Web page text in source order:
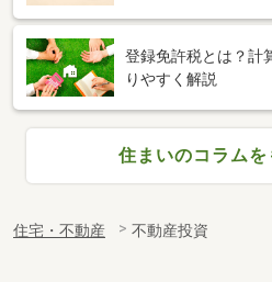
登録免許税とは？計
りやすく解説
住まいのコラムを
住宅・不動産 不動産投資